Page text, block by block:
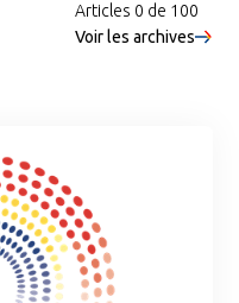
Articles 0 de 100
Voir les archives